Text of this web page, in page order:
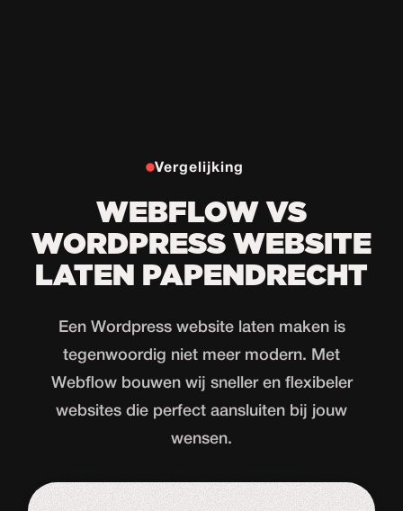
Vergelijking
WEBFLOW VS
WORDPRESS WEBSITE
LATEN PAPENDRECHT
Een Wordpress website laten maken is
tegenwoordig niet meer modern. Met
Webflow bouwen wij sneller en flexibeler
websites die perfect aansluiten bij jouw
wensen.